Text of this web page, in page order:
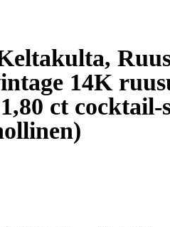
14K
cocktail-sormus -